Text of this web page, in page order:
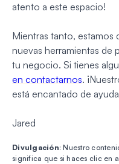
atento a este espacio!
Mientras tanto, estamos
nuevas herramientas de
tu negocio. Si tienes
en contactarnos.
está encantado de
Jared
Divulgación: Nuestro
significa que si haces clic en